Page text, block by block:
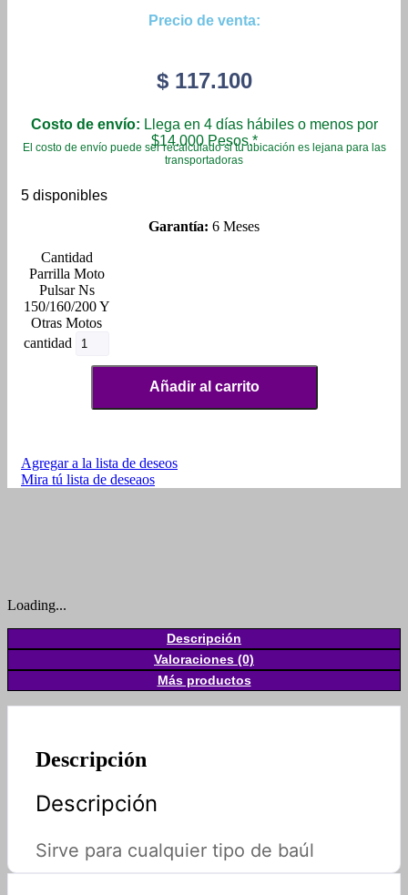
Precio de venta:
$117.100
Costo de envío: Llega en 4 días hábiles o menos por
$14.000 Pesos.*
El costo de envío puede ser recalculado si tu ubicación es lejana para las
transportadoras
5 disponibles
Garantía: 6 Meses
Parrilla Moto
Pulsar Ns
150/160/200 Y
Otras Motos
cantidad
Añadir al carrito
Agregar a la lista de deseos
Mira tú lista de deseaos
Loading...
Descripción
Valoraciones (0)
Más productos
Descripción
Descripción
Sirve para cualquier tipo de baúl